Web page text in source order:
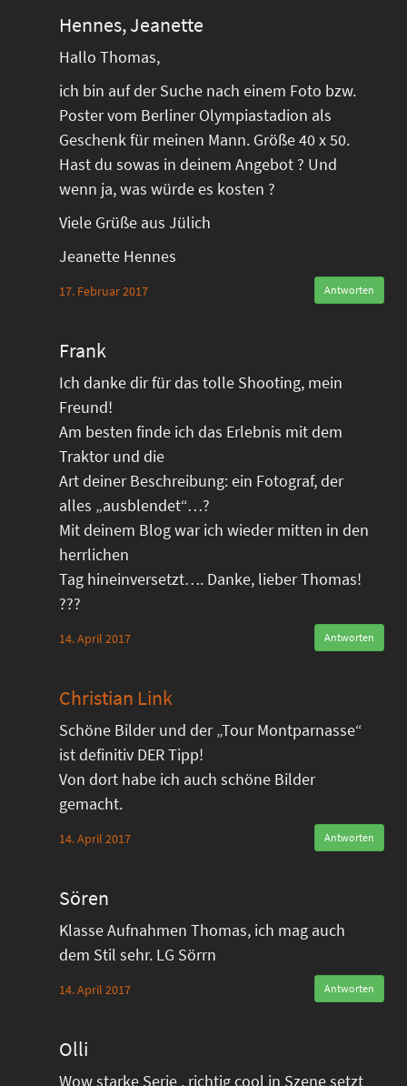
Hennes, Jeanette
Hallo Thomas,
ich bin auf der Suche nach einem Foto bzw.
Poster vom Berliner Olympiastadion als
Geschenk für meinen Mann. Größe 40 x 50.
Hast du sowas in deinem Angebot ? Und
wenn ja, was würde es kosten ?
Viele Grüße aus Jülich
Jeanette Hennes
17. Februar 2017 Antworten
Frank
Ich danke dir für das tolle Shooting, mein
Freund!
Am besten finde ich das Erlebnis mit dem
Traktor und die
Art deiner Beschreibung: ein Fotograf, der
alles „ausblendet“…?
Mit deinem Blog war ich wieder mitten in den
herrlichen
Tag hineinversetzt…. Danke, lieber Thomas!
???
14. April 2017 Antworten
Christian Link
Schöne Bilder und der „Tour Montparnasse“
ist definitiv DER Tipp!
Von dort habe ich auch schöne Bilder
gemacht.
14. April 2017 Antworten
Sören
Klasse Aufnahmen Thomas, ich mag auch
dem Stil sehr. LG Sörrn
14. April 2017 Antworten
Olli
Wow starke Serie , richtig cool in Szene setzt